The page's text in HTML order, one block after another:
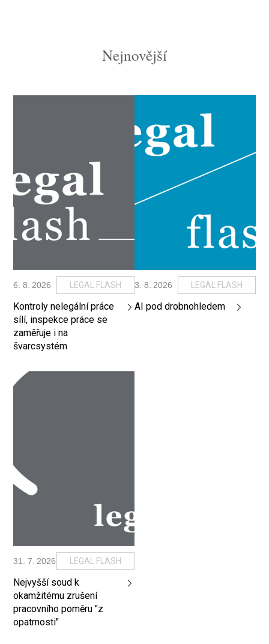
Nejnovější
6 8 2026 LEGAL FLASH
Kontroly nelegální práce
sílí, inspekce práce se
zaměřuje i na
švarcsystém
3 8 2026 LEGAL FLASH
AI pod drobnohledem
31 7 2026 LEGAL FLASH
Nejvyšší soud k
okamžitému zrušení
pracovního poměru "z
opatrnosti"